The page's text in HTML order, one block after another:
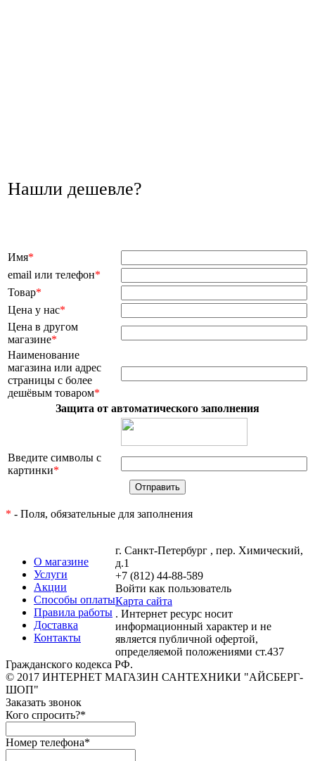
Нашли дешевле?
Имя*
email или телефон*
Товар*
Цена у нас*
Цена в другом
магазине*
Наименование
магазина или адрес
страницы с более
дешёвым товаром*
Защита от автоматического заполнения
Введите символы с
картинки*
* - Поля, обязательные для заполнения
О магазине
Услуги
Акции
Способы оплаты
Правила работы
Доставка
Контакты
г. Санкт-Петербург , пер. Химический,
д.1
+7 (812) 44-88-589
Войти как пользователь
Карта сайта
. Интернет ресурс носит
информационный характер и не
является публичной офертой,
определяемой положениями ст.437
Гражданского кодекса РФ.
© 2017 ИНТЕРНЕТ МАГАЗИН САНТЕХНИКИ "АЙСБЕРГ-
ШОП"
Заказать звонок
Кого спросить?*
Номер телефона*